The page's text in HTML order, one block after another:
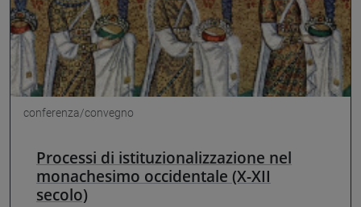
conferenza/convegno
Processi di istituzionalizzazione nel
monachesimo occidentale (X-XII
secolo)